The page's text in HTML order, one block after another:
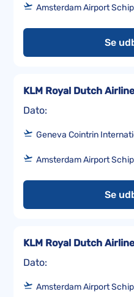
Amsterdam Airport
Se
Dato:
KLM Royal Dutch
Geneva Cointrin
Amsterdam Airport
Se
Dato:
KLM Royal Dutch
Amsterdam Airport